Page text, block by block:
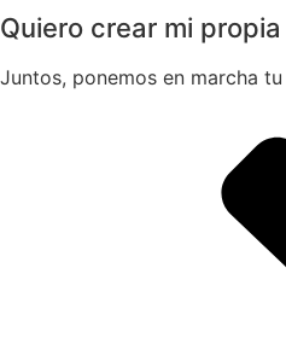
Quiero crear mi
Juntos, ponemos en marcha